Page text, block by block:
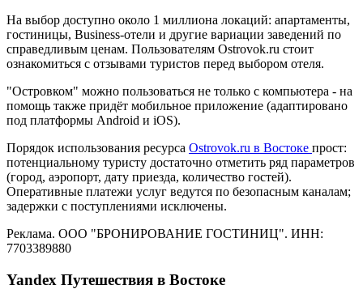
На выбор доступно около 1 миллиона локаций: апартаменты,
гостиницы, Business-отели и другие вариации заведений по
справедливым ценам. Пользователям Ostrovok.ru стоит
ознакомиться с отзывами туристов перед выбором отеля.
"Островком" можно пользоваться не только с компьютера - на
помощь также придёт мобильное приложение (адаптировано
под платформы Android и iOS).
Порядок использования ресурса Ostrovok.ru в Востоке прост:
потенциальному туристу достаточно отметить ряд параметров
(город, аэропорт, дату приезда, количество гостей).
Оперативные платежи услуг ведутся по безопасным каналам;
задержки с поступлениями исключены.
Реклама. ООО "БРОНИРОВАНИЕ ГОСТИНИЦ". ИНН:
7703389880
Yandex Путешествия в Востоке